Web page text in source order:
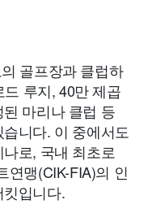
골프장과 클럽하
루지, 40만 제곱
마리나 클럽 등
니다. 이 중에서도
로, 국내 최초로
연맹(CIK-FIA)의 인
입니다.